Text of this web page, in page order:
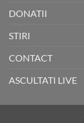
DONATII
STIRI
CONTACT
ASCULTATI LIVE